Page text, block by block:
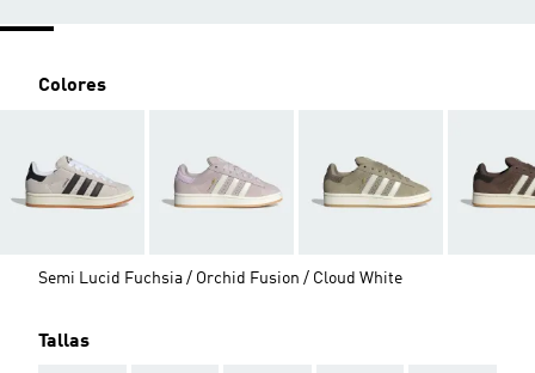
Colores
Semi Lucid Fuchsia / Orchid Fusion / Cloud White
Tallas